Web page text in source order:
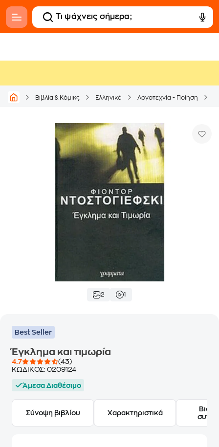
Βιβλία & Κόμικς Ελληνικά Λογοτεχνία - Ποίηση
2 1
Best Seller
Έγκλημα και τιμωρία
4.7
(43)
ΚΩΔΙΚΟΣ: 0209124
Άμεσα Διαθέσιμο
Σύνοψη βιβλίου Χαρακτηριστικά